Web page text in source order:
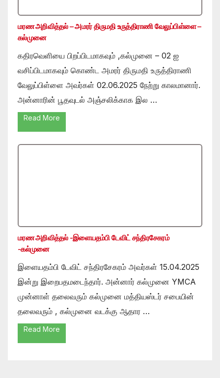
மரண அறிவித்தல் – அமரர் திருமதி உருத்திராணி வேலுப்பிள்ளை –
கல்முனை
கதிரவெளியை பிறப்பிடமாகவும் ,கல்முனை – 02 ஐ
வசிப்பிடமாகவும் கொண்ட அமரர் திருமதி உருத்திராணி
வேலுப்பிள்ளை அவர்கள் 02.06.2025 நேற்று காலமானார்.
அன்னாரின் பூதவுடல் அஞ்சலிக்காக இல …
Read More
மரண அறிவித்தல் -இளையதம்பி டேவிட் சந்திரசேகரம்
-கல்முனை
இளையதம்பி டேவிட் சந்திரசேகரம் அவர்கள் 15.04.2025
இன்று இறைபதமடைந்தார். அன்னார் கல்முனை YMCA
முன்னாள் தலைவரும் கல்முனை மத்தியஸ்டர் சபையின்
தலைவரும் , கல்முனை வடக்கு ஆதார …
Read More